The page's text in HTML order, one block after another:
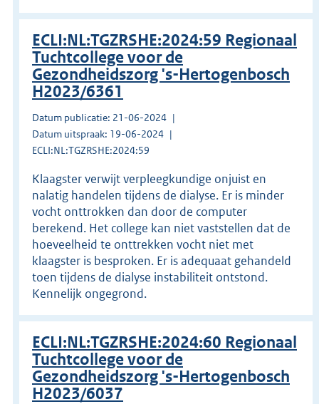
ECLI:NL:TGZRSHE:2024:59 Regionaal
Tuchtcollege voor de
Gezondheidszorg 's-Hertogenbosch
H2023/6361
Datum publicatie: 21-06-2024
Datum uitspraak: 19-06-2024
ECLI:NL:TGZRSHE:2024:59
Klaagster verwijt verpleegkundige onjuist en
nalatig handelen tijdens de dialyse. Er is minder
vocht onttrokken dan door de computer
berekend. Het college kan niet vaststellen dat de
hoeveelheid te onttrekken vocht niet met
klaagster is besproken. Er is adequaat gehandeld
toen tijdens de dialyse instabiliteit ontstond.
Kennelijk ongegrond.
ECLI:NL:TGZRSHE:2024:60 Regionaal
Tuchtcollege voor de
Gezondheidszorg 's-Hertogenbosch
H2023/6037